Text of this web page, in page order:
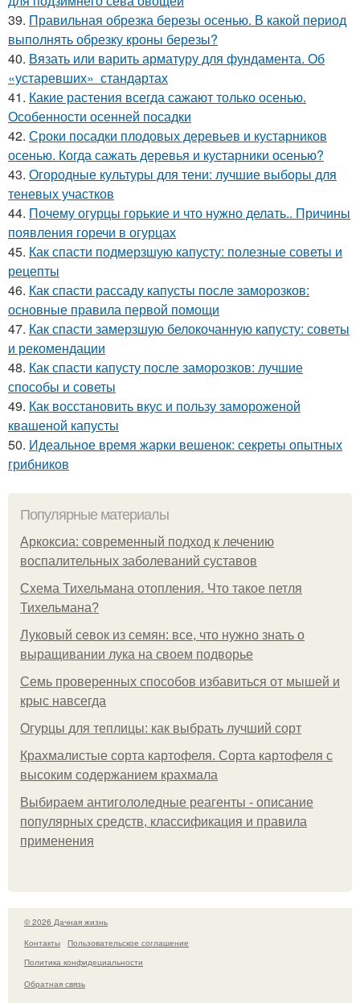
39. Правильная обрезка березы осенью. В какой период
выполнять обрезку кроны березы?
40. Вязать или варить арматуру для фундамента. Об
«устаревших» стандартах
41. Какие растения всегда сажают только осенью.
Особенности осенней посадки
42. Сроки посадки плодовых деревьев и кустарников
осенью. Когда сажать деревья и кустарники осенью?
43. Огородные культуры для тени: лучшие выборы для
теневых участков
44. Почему огурцы горькие и что нужно делать.. Причины
появления горечи в огурцах
45. Как спасти подмерзшую капусту: полезные советы и
рецепты
46. Как спасти рассаду капусты после заморозков:
основные правила первой помощи
47. Как спасти замерзшую белокочанную капусту: советы
и рекомендации
48. Как спасти капусту после заморозков: лучшие
способы и советы
49. Как восстановить вкус и пользу замороженой
квашеной капусты
50. Идеальное время жарки вешенок: секреты опытных
грибников
Популярные материалы
Аркоксиа: современный подход к лечению
воспалительных заболеваний суставов
Схема Тихельмана отопления. Что такое петля
Тихельмана?
Луковый севок из семян: все, что нужно знать о
выращивании лука на своем подворье
Семь проверенных способов избавиться от мышей и
крыс навсегда
Огурцы для теплицы: как выбрать лучший сорт
Крахмалистые сорта картофеля. Сорта картофеля с
высоким содержанием крахмала
Выбираем антигололедные реагенты - описание
популярных средств, классификация и правила
применения
© 2026 Дачная жизнь
Контакты
Пользовательское соглашение
Политика конфидециальности
Обратная связь